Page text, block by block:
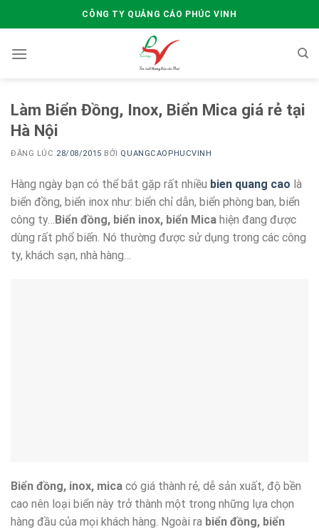
to
CÔNG TY QUẢNG CÁO PHÚC VINH
Làm Biển Đồng, Inox, Biển Mica giá rẻ tại
Hà Nội
ĐĂNG LÚC 28/08/2015 BỞI QUANGCAOPHUCVINH
Hàng ngày bạn có thể bắt gặp rất nhiều bien quang cao là
biển đồng, biển inox như: biển chỉ dẫn, biển phòng ban, biển
công ty… Biển đồng, biển inox, biển Mica hiện đang được
dùng rất phổ biến. Nó thường được sử dụng trong các công
ty, khách sạn, nhà hàng…
Biển đồng, inox, mica có giá thành rẻ, dễ sản xuất, độ bền
cao nên loại biển này trở thành một trong những lựa chọn
hàng đầu của mọi khách hàng. Ngoài ra biển đồng, biển